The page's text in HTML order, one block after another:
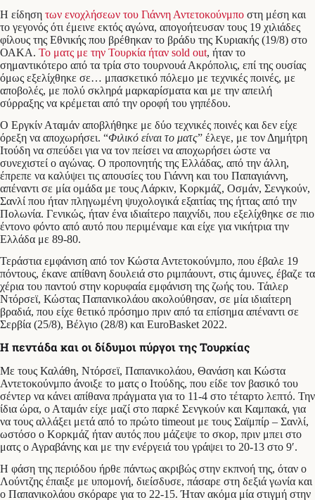
Η είδηση των ενοχλήσεων του Γιάννη Αντετοκούνμπο στη μέση και
το γεγονός ότι έμεινε εκτός αγώνα, απογοήτευσαν τους 19 χιλιάδες
φίλους της Εθνικής που βρέθηκαν το βράδυ της Κυριακής (19/8) στο
ΟΑΚΑ. Το ματς με την Τουρκία ήταν sold out, ήταν το
σημαντικότερο από τα τρία στο τουρνουά Ακρόπολις, επί της ουσίας
όμως εξελίχθηκε σε… μπασκετικό πόλεμο με τεχνικές ποινές, με
αποβολές, με πολύ σκληρά μαρκαρίσματα και με την απειλή
σύρραξης να κρέμεται από την οροφή του γηπέδου.
Ο Εργκίν Αταμάν αποβλήθηκε με δύο τεχνικές ποινές και δεν είχε
όρεξη να αποχωρήσει. “Φιλικό είναι το ματς” έλεγε, με τον Δημήτρη
Ιτούδη να σπεύδει για να τον πείσει να αποχωρήσει ώστε να
συνεχιστεί ο αγώνας. Ο προπονητής της Ελλάδας, από την άλλη,
έπρεπε να καλύψει τις απουσίες του Γιάννη και του Παπαγιάννη,
απέναντι σε μία ομάδα με τους Λάρκιν, Κορκμάζ, Οσμάν, Σενγκούν,
Σανλί που ήταν πληγωμένη ψυχολογικά εξαιτίας της ήττας από την
Πολωνία. Γενικώς, ήταν ένα ιδιαίτερο παιχνίδι, που εξελίχθηκε σε πιο
έντονο φόντο από αυτό που περιμέναμε και είχε για νικήτρια την
Ελλάδα με 89-80.
Τεράστια εμφάνιση από τον Κώστα Αντετοκούνμπο, που έβαλε 19
πόντους, έκανε απίθανη δουλειά στο ριμπάουντ, στις άμυνες, έβαζε τα
χέρια του παντού στην κορυφαία εμφάνιση της ζωής του. Τάιλερ
Ντόρσεϊ, Κώστας Παπανικολάου ακολούθησαν, σε μία ιδιαίτερη
βραδιά, που είχε θετικό πρόσημο πριν από τα επίσημα απέναντι σε
Σερβία (25/8), Βέλγιο (28/8) και EuroBasket 2022.
Η πεντάδα και οι δίδυμοι πύργοι της Τουρκίας
Με τους Καλάθη, Ντόρσεϊ, Παπανικολάου, Θανάση και Κώστα
Αντετοκούνμπο άνοιξε το ματς ο Ιτούδης, που είδε τον βασικό του
σέντερ να κάνει απίθανα πράγματα για το 11-4 στο τέταρτο λεπτό. Την
ίδια ώρα, ο Αταμάν είχε μαζί στο παρκέ Σενγκούν και Καμπακά, για
να τους αλλάξει μετά από το πρώτο timeout με τους Σαϊμπίρ – Σανλί,
ωστόσο ο Κορκμάζ ήταν αυτός που μάζεψε το σκορ, πριν μπει στο
ματς ο Αγραβάνης και με την ενέργειά του γράψει το 20-13 στο 9′.
Η φάση της περιόδου ήρθε πάντως ακριβώς στην εκπνοή της, όταν ο
Λούντζης έπαιξε με υπομονή, διείσδυσε, πάσαρε στη δεξιά γωνία και
ο Παπανικολάου σκόραρε για το 22-15. Ήταν ακόμα μία στιγμή στην